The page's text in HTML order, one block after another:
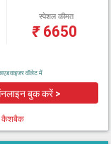
स्पेशल कीमत
₹6650
वॉलेट में
बुक करें >
कैशबैक